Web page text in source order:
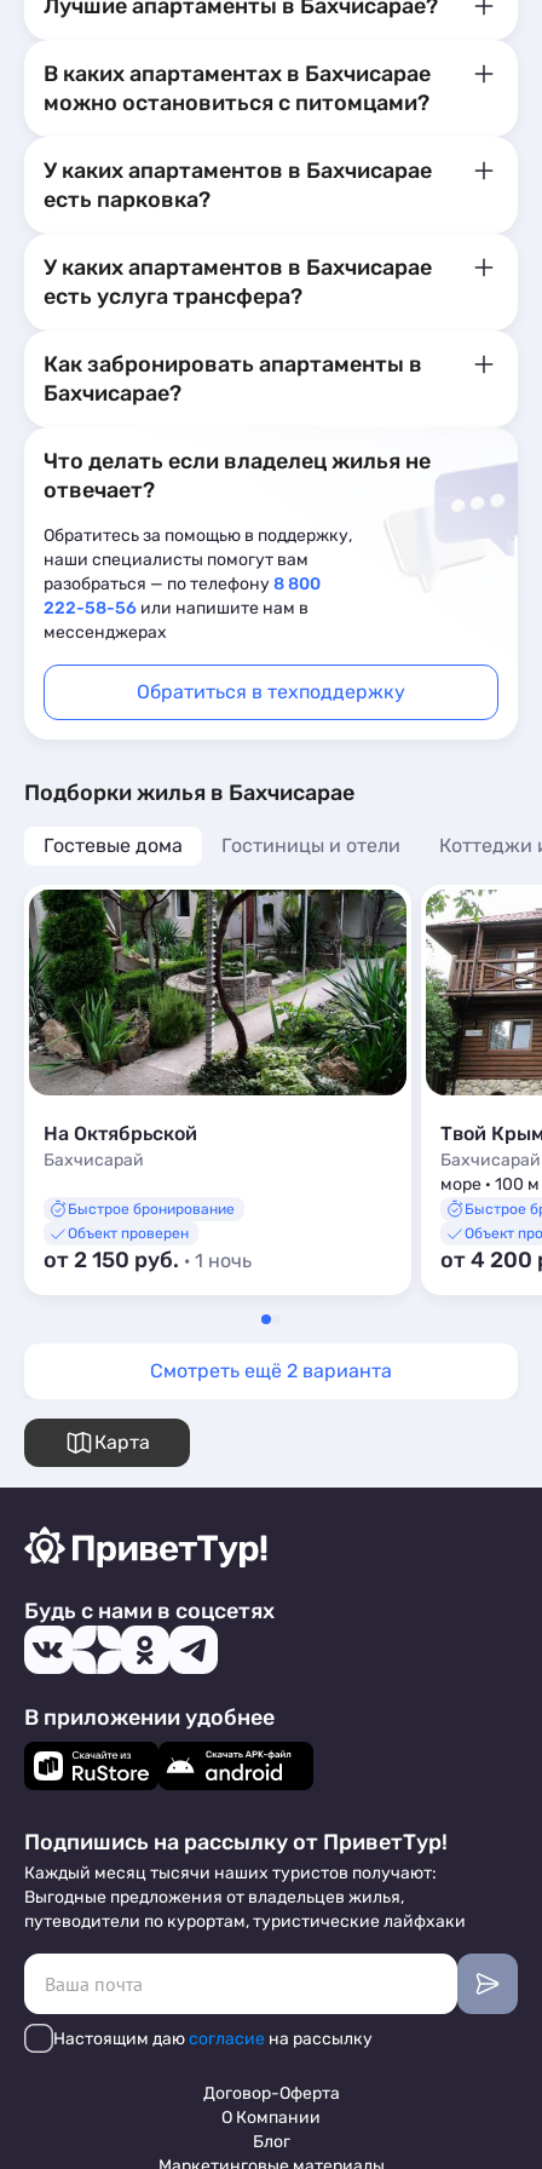
Лучшие апартаменты в Бахчисарае?
В каких апартаментах в Бахчисарае
можно остановиться с питомцами?
У каких апартаментов в Бахчисарае
есть парковка?
У каких апартаментов в Бахчисарае
есть услуга трансфера?
Как забронировать апартаменты в
Бахчисарае?
Что делать если владелец жилья не
отвечает?
Обратитесь за помощью в поддержку,
наши специалисты помогут вам
разобраться — по телефону8 800
222-58-56 или напишите нам в
мессенджерах
Обратиться в техподдержку
Подборки жилья в Бахчисарае
Гостевые дома Гостиницы и отели Коттеджи
На Октябрьской
Бахчисарай
Быстрое бронирование
Объект проверен
от 2 150 руб. · 1 ночь
Твой
Бахчисарай
море · 100 м
Быстрое
Объект
от 4 200
Смотреть ещё 2 варианта
Карта
Будь с нами в соцсетях
В приложении удобнее
Подпишись на рассылку от ПриветТур!
Каждый месяц тысячи наших туристов получают:
Выгодные предложения от владельцев жилья,
путеводители по курортам, туристические лайфхаки
Настоящим даюсогласие на рассылку
Договор-Оферта
О Компании
Блог